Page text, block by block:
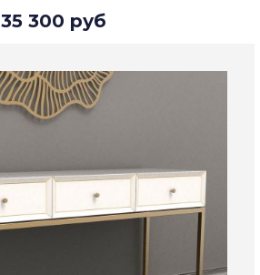
35 300 руб